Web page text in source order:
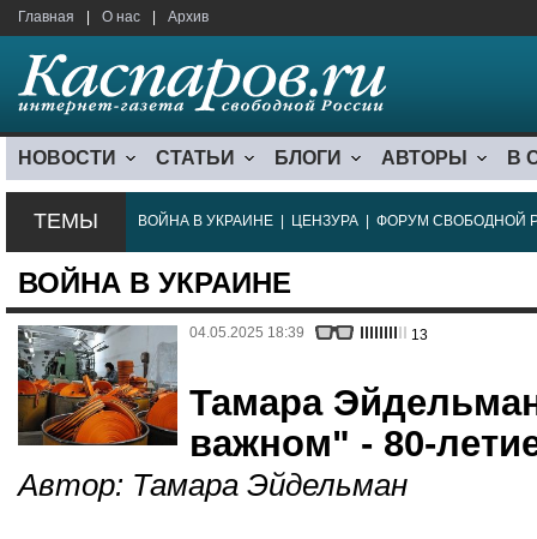
Главная О нас Архив
НОВОСТИ СТАТЬИ БЛОГИ АВТОРЫ В
ТЕМЫ ВОЙНА В УКРАИНЕ ЦЕНЗУРА ФОРУМ СВОБОДНОЙ
ВОЙНА В УКРАИНЕ
04.05.2025 18:39 13
Тамара
важном" - 80-
Автор: Тамара Эйдельман